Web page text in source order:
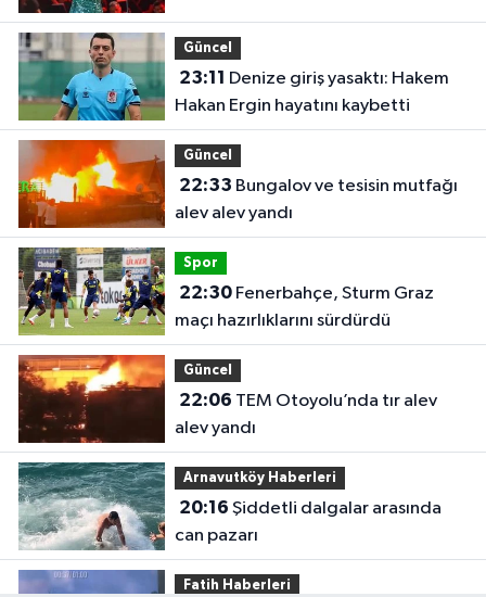
Güncel
23:11
Hakan Ergin hayatını kaybetti
Güncel
22:33
alev alev yandı
Spor
22:30Fenerbahçe, Sturm Graz
maçı hazırlıklarını sürdürdü
Güncel
22:06
alev yandı
Arnavutköy Haberleri
20:16
can pazarı
Fatih Haberleri